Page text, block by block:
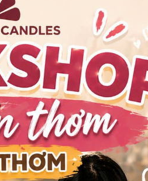
để bước vào phòng thí
lành nghề. Sự khác biệt giữa
khe đến cực đoan trong từng
các nghệ nhân tìm đến nguồn
ôm ấp tinh dầu một cách hiền
nhiên, sáp ong giúp thanh lọc